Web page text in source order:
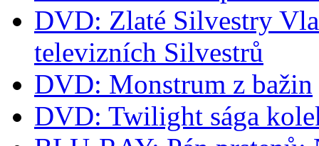
DVD: Zlaté Silvestry
televizních Silvestrů
DVD: Monstrum z bažin
DVD: Twilight sága